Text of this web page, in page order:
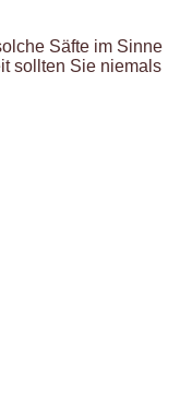
Säfte im Sinne
sollten Sie niemals